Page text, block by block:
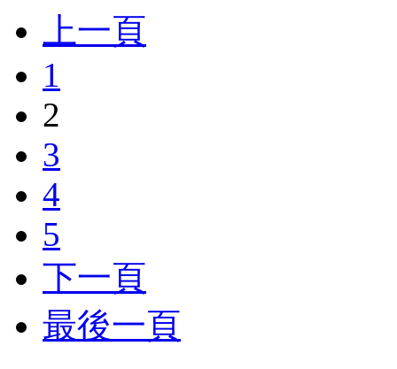
上一頁
1
2
3
4
5
下一頁
最後一頁